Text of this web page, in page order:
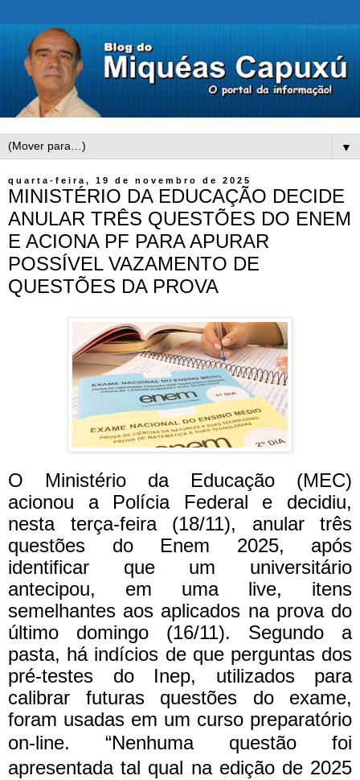
▼
quarta-feira, 19 de novembro de 2025
MINISTÉRIO DA EDUCAÇÃO DECIDE
ANULAR TRÊS QUESTÕES DO ENEM
E ACIONA PF PARA APURAR
POSSÍVEL VAZAMENTO DE
QUESTÕES DA PROVA
O Ministério da Educação (MEC)
acionou a Polícia Federal e decidiu,
nesta terça-feira (18/11), anular três
questões do Enem 2025, após
identificar que um universitário
antecipou, em uma live, itens
semelhantes aos aplicados na prova do
último domingo (16/11). Segundo a
pasta, há indícios de que perguntas dos
pré-testes do Inep, utilizados para
calibrar futuras questões do exame,
foram usadas em um curso preparatório
on-line. “Nenhuma questão foi
apresentada tal qual na edição de 2025